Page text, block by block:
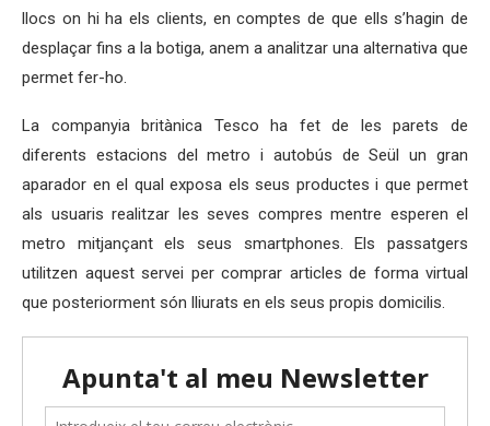
llocs on hi ha els clients, en comptes de que ells s’hagin de
desplaçar fins a la botiga, anem a analitzar una alternativa que
permet fer-ho.
La companyia britànica Tesco ha fet de les parets de
diferents estacions del metro i autobús de Seül un gran
aparador en el qual exposa els seus productes i que permet
als usuaris realitzar les seves compres mentre esperen el
metro mitjançant els seus smartphones. Els passatgers
utilitzen aquest servei per comprar articles de forma virtual
que posteriorment són lliurats en els seus propis domicilis.